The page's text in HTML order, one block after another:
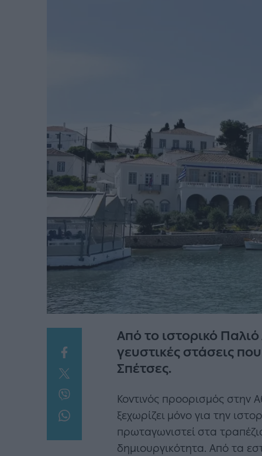
Από το ιστορικό
γευστικές στάσεις
Σπέτσες.
Κοντινός προορισμός στην
ξεχωρίζει μόνο για την
πρωταγωνιστεί στα
δημιουργικότητα. Από τα